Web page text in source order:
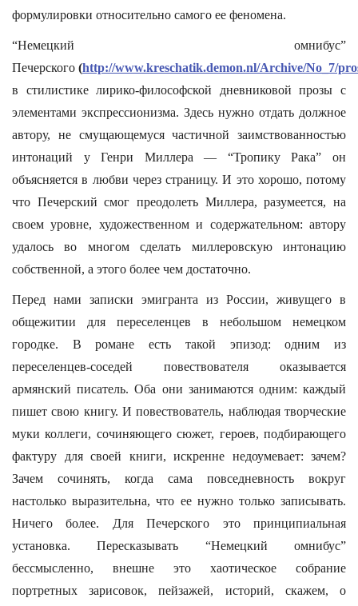
формулировки относительно самого ее феномена.
“Немецкий омнибус”
Печерского (http://www.kreschatik.demon.nl/Archive/No_7/
в стилистике лирико-философской дневниковой прозы с
элементами экспрессионизма. Здесь нужно отдать должное
автору, не смущающемуся частичной заимствованностью
интонаций у Генри Миллера — “Тропику Рака” он
объясняется в любви через страницу. И это хорошо, потому
что Печерский смог преодолеть Миллера, разумеется, на
своем уровне, художественном и содержательном: автору
удалось во многом сделать миллеровскую интонацию
собственной, а этого более чем достаточно.
Перед нами записки эмигранта из России, живущего в
общежитии для переселенцев в небольшом немецком
городке. В романе есть такой эпизод: одним из
переселенцев-соседей повествователя оказывается
армянский писатель. Оба они занимаются одним: каждый
пишет свою книгу. И повествователь, наблюдая творческие
муки коллеги, сочиняющего сюжет, героев, подбирающего
фактуру для своей книги, искренне недоумевает: зачем?
Зачем сочинять, когда сама повседневность вокруг
настолько выразительна, что ее нужно только записывать.
Ничего более. Для Печерского это принципиальная
установка. Пересказывать “Немецкий омнибус”
бессмысленно, внешне это хаотическое собрание
портретных зарисовок, пейзажей, историй, скажем, о